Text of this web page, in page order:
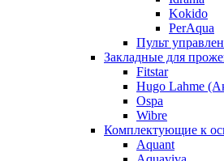
Kokido
PerAqua
Пульт
Закладные для
Fitstar
Hugo Lahme
Ospa
Wibre
Комплектующие к
Aquant